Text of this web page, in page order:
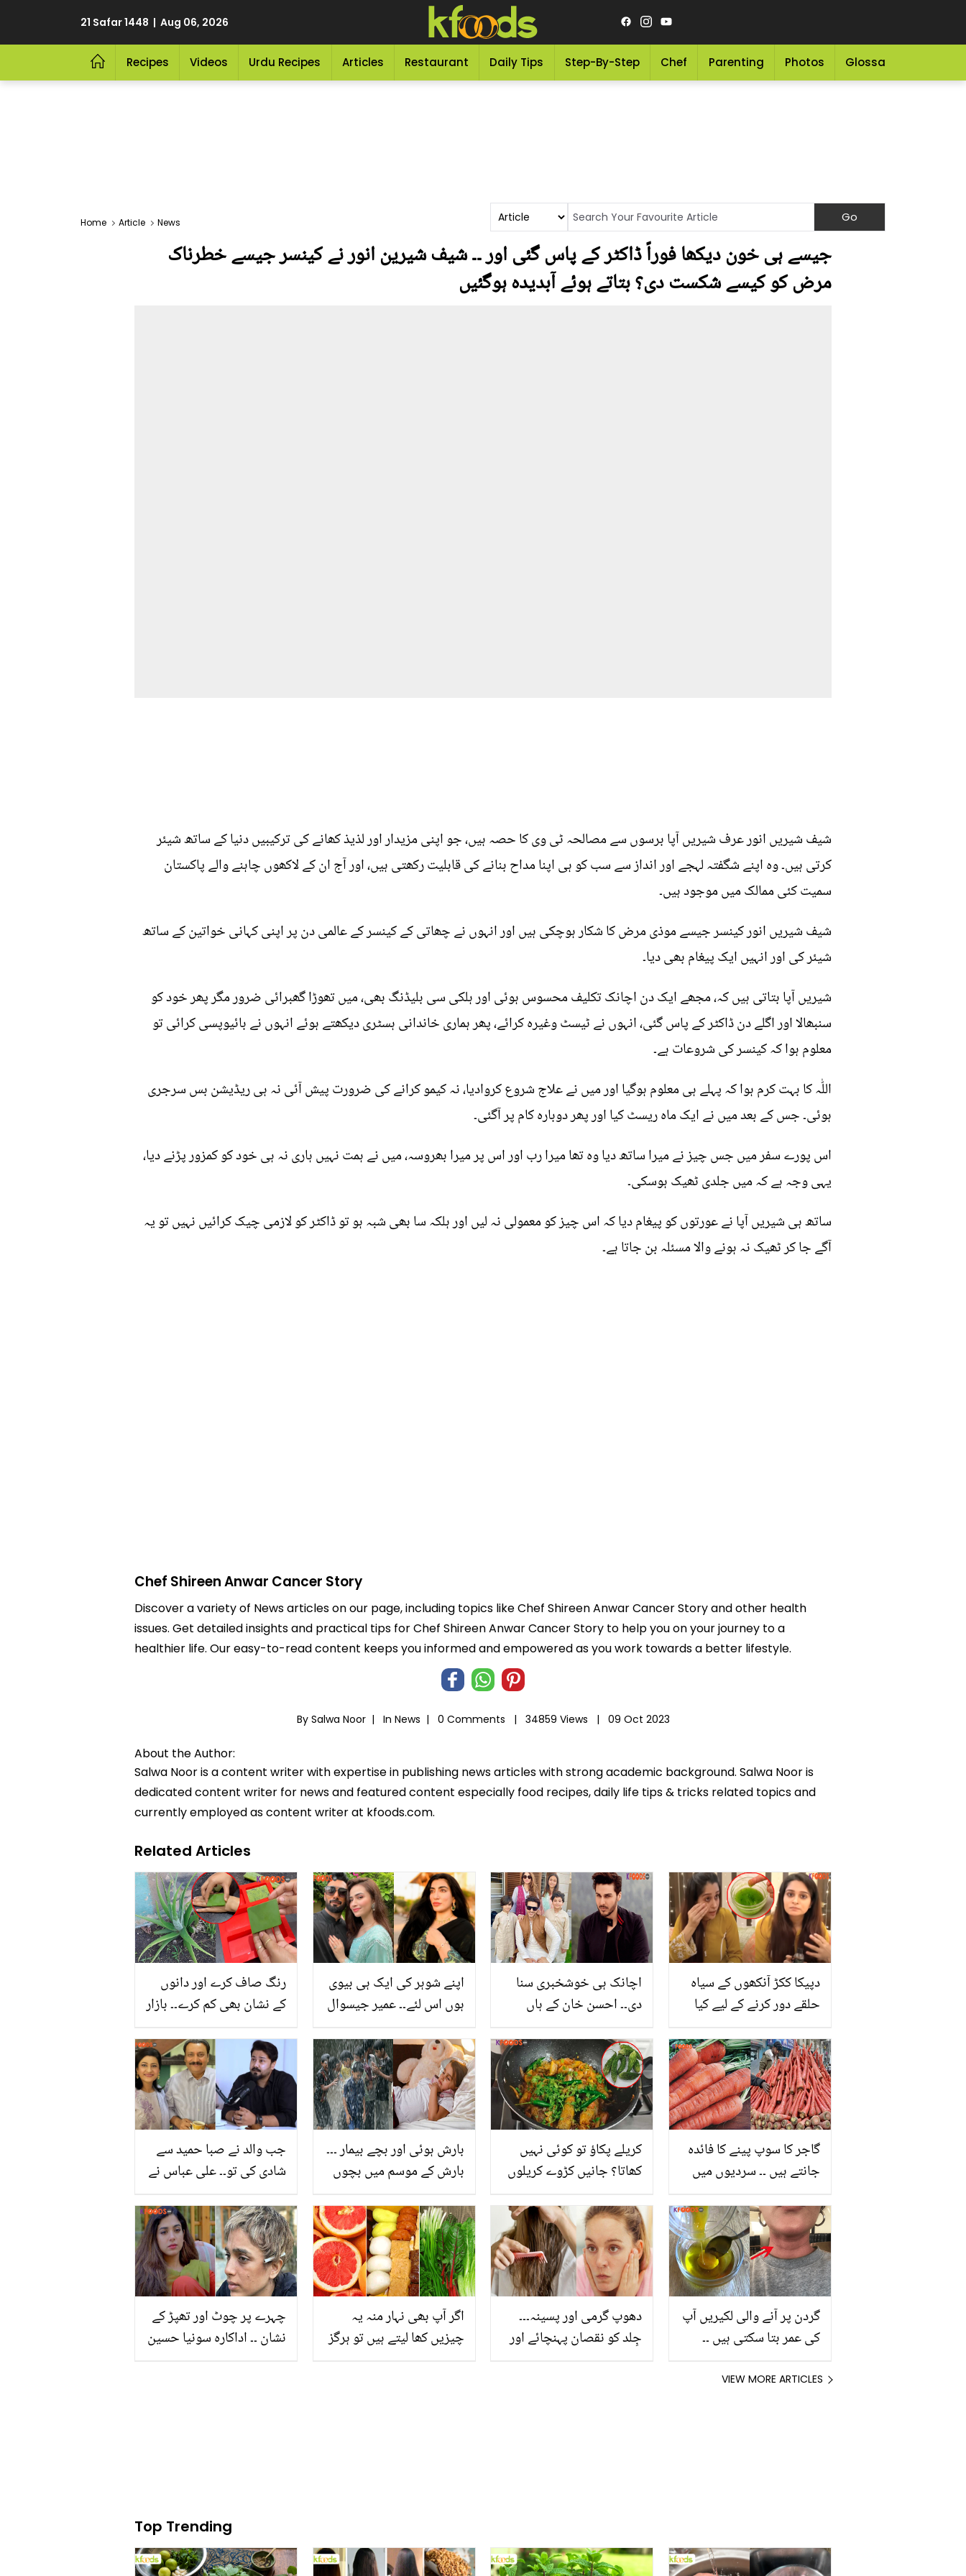
21 Safar 1448 | Aug 06, 2026
Recipes Videos Urdu Recipes Articles Restaurant Daily Tips Step-By-Step Chef Parenting Photos Glossary
Home Article News
جیسے ہی خون دیکھا فوراً ڈاکٹر کے پاس گئی اور ۔۔ شیف شیرین انور نے کینسر جیسے خطرناک
مرض کو کیسے شکست دی؟ بتاتے ہوئے آبدیدہ ہوگئیں
شیف شیریں انور عرف شیریں آپا برسوں سے مصالحہ ٹی وی کا حصہ ہیں، جو اپنی مزیدار اور لذیذ کھانے کی ترکیبیں دنیا کے ساتھ شیئر
کرتی ہیں۔ وہ اپنے شگفتہ لہجے اور انداز سے سب کو ہی اپنا مداح بنانے کی قابلیت رکھتی ہیں، اور آج ان کے لاکھوں چاہنے والے پاکستان
سمیت کئی ممالک میں موجود ہیں۔
شیف شیریں انور کینسر جیسے موذی مرض کا شکار ہوچکی ہیں اور انہوں نے چھاتی کے کینسر کے عالمی دن پر اپنی کہانی خواتین کے ساتھ
شیئر کی اور انہیں ایک پیغام بھی دیا۔
شیریں آپا بتاتی ہیں کہ، مجھے ایک دن اچانک تکلیف محسوس ہوئی اور ہلکی سی بلیڈنگ بھی، میں تھوڑا گھبرائی ضرور مگر پھر خود کو
سنبھالا اور اگلے دن ڈاکٹر کے پاس گئی، انہوں نے ٹیسٹ وغیرہ کرائے، پھر ہماری خاندانی ہسٹری دیکھتے ہوئے انہوں نے بائیوپسی کرائی تو
معلوم ہوا کہ کینسر کی شروعات ہے۔
اللّٰہ کا بہت کرم ہوا کہ پہلے ہی معلوم ہوگیا اور میں نے علاج شروع کروادیا، نہ کیمو کرانے کی ضرورت پیش آئی نہ ہی ریڈیشن بس سرجری
ہوئی۔ جس کے بعد میں نے ایک ماہ ریسٹ کیا اور پھر دوبارہ کام پر آگئی۔
اس پورے سفر میں جس چیز نے میرا ساتھ دیا وہ تھا میرا رب اور اس پر میرا بھروسہ، میں نے ہمت نہیں ہاری نہ ہی خود کو کمزور پڑنے دیا،
یہی وجہ ہے کہ میں جلدی ٹھیک ہوسکی۔
ساتھ ہی شیریں آپا نے عورتوں کو پیغام دیا کہ اس چیز کو معمولی نہ لیں اور ہلکہ سا بھی شبہ ہو تو ڈاکٹر کو لازمی چیک کرائیں نہیں تو یہ
آگے جا کر ٹھیک نہ ہونے والا مسئلہ بن جاتا ہے۔
Chef Shireen Anwar Cancer Story
Discover a variety of News articles on our page, including topics like Chef Shireen Anwar Cancer Story and other health
issues. Get detailed insights and practical tips for Chef Shireen Anwar Cancer Story to help you on your journey to a
healthier life. Our easy-to-read content keeps you informed and empowered as you work towards a better lifestyle.
By Salwa Noor | In News | 0 Comments | 34859 Views | 09 Oct 2023
About the Author:
Salwa Noor is a content writer with expertise in publishing news articles with strong academic background. Salwa Noor is
dedicated content writer for news and featured content especially food recipes, daily life tips & tricks related topics and
currently employed as content writer at kfoods.com.
Related Articles
رنگ صاف کرے اور دانوں
کے نشان بھی کم کرے۔۔ بازار
ایلوویرا کا صابن گھر پر
کیسے بنائیں؟ ویڈیو
دیکھیں
اپنے شوہر کی ایک ہی بیوی
ہوں اس لئے۔۔ عمیر جیسوال
ہوگئیں؟ مداحوں کو حد یاد
دلا دی
اچانک ہی خوشخبری سنا
دی۔۔ احسن خان کے ہاں
شئیر کر کے مداحوں کو
حیران کردیا
دپیکا ککڑ آنکھوں کے سیاہ
حلقے دور کرنے کے لیے کیا
جو آپ بھی آزما سکتی ہیں
جب والد نے صبا حمید سے
شادی کی تو۔۔ علی عباس نے
زخم کھول کے رکھ دیئے
بارش ہوئی اور بچے بیمار ۔۔۔
بارش کے موسم میں بچوں
ہیں تو یہ طریقے استعمال
کریں
کریلے پکاؤ تو کوئی نہیں
کھاتا؟ جانیں کڑوے کریلوں
زبردست ریسیپی، جو ہر
کوئی مزے لے کے کھائے
گاجر کا سوپ پینے کا فائدہ
جانتے ہیں ۔۔ سردیوں میں
جس کے بعد آپ کو دواؤں
کی ضرورت نہیں پڑے گی
چہرے پر چوٹ اور تھپڑ کے
نشان ۔۔ اداکارہ سونیا حسین
اگر آپ بھی نہار منہ یہ
چیزیں کھا لیتے ہیں تو ہرگز
دھوپ گرمی اور پسینہ۔۔۔
جِلد کو نقصان پہنچائے اور
گردن پر آنے والی لکیریں آپ
کی عمر بتا سکتی ہیں ۔۔
کو کیسے جوان اور
VIEW MORE ARTICLES
Top Trending